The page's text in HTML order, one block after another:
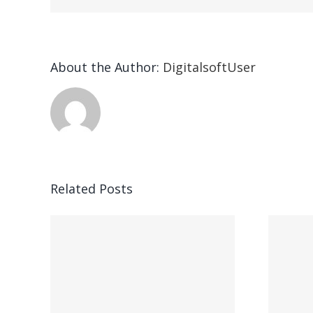
About the Author: DigitalsoftUser
Related Posts